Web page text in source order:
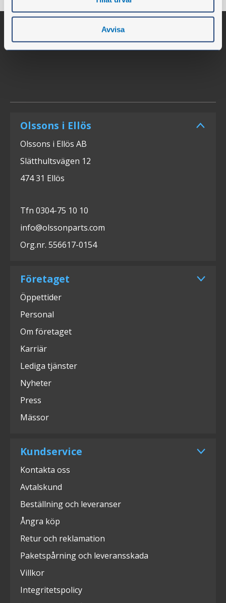
Avvisa
Olssons i Ellös
Olssons i Ellös AB
Slätthultsvägen 12
474 31 Ellös
Tfn 0304-75 10 10
info@olssonparts.com
Org.nr. 556617-0154
Företaget
Öppettider
Personal
Om företaget
Karriär
Lediga tjänster
Nyheter
Press
Mässor
Kundservice
Kontakta oss
Avtalskund
Beställning och leveranser
Ångra köp
Retur och reklamation
Paketspårning och leveransskada
Villkor
Integritetspolicy